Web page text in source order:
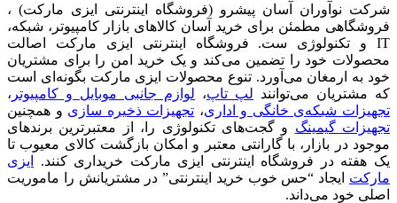
شرکت نوآوران آسان پیشرو (فروشگاه اینترنتی ایزی مارکت) ،
فروشگاهی مطمئن برای خرید آسان کالاهای بازار کامپیوتر، شبکه،
IT و تکنولوژی ست. فروشگاه اینترنتی ایزی مارکت اصالت
محصولات خود را تضمین می‌کند و یک خرید امن را برای مشتریان
خود به ارمغان می‌آورد. تنوع محصولات ایزی مارکت بگونه‌ای است
که مشتریان می‌توانند لپ تاپ، لوازم جانبی موبایل و کامپیوتر ،
تجهیزات شبکه‌ی خانگی و اداری، تجهیزات ذخیره سازی و همچنین
تجهیزات گیمینگ و گجت‌های تکنولوژی را، از معتبرترین برندهای
موجود در بازار، با گارانتی معتبر و امکان بازگشت کالای معیوب تا
یک هفته در فروشگاه اینترنتی ایزی مارکت خریداری کنند.
ایزی
مارکت ایجاد “حس خوب خرید اینترنتی” در مشتریانش را ماموریت
اصلی خود می‌داند.